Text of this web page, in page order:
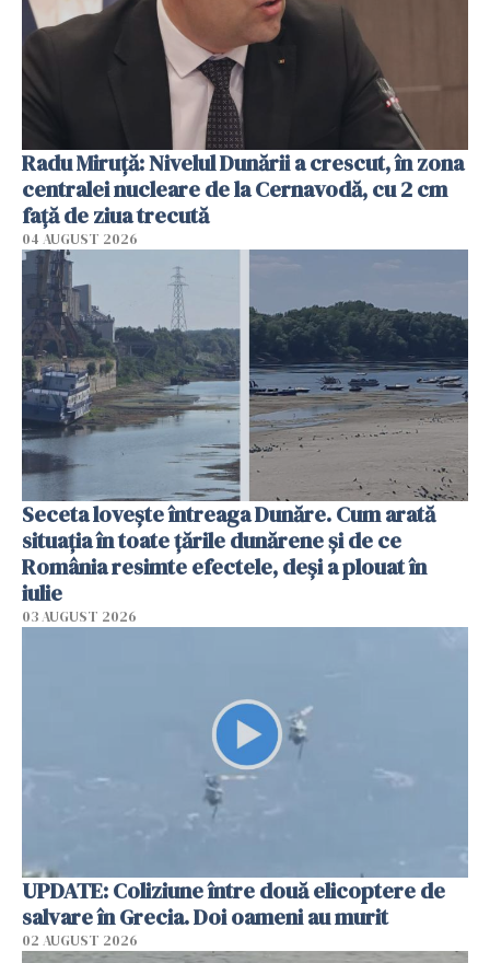
Radu Miruţă: Nivelul Dunării a crescut, în zona
centralei nucleare de la Cernavodă, cu 2 cm
faţă de ziua trecută
04 AUGUST 2026
Seceta lovește întreaga Dunăre. Cum arată
situația în toate țările dunărene și de ce
România resimte efectele, deși a plouat în
iulie
03 AUGUST 2026
UPDATE: Coliziune între două elicoptere de
salvare în Grecia. Doi oameni au murit
02 AUGUST 2026